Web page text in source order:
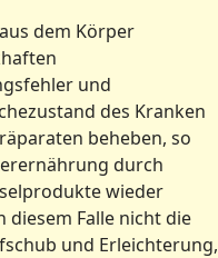
dem Körper
und
des Kranken
beheben, so
durch
wieder
Falle nicht die
und Erleichterung,